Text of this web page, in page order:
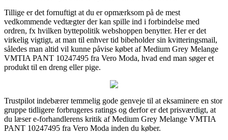
Tillige er det fornuftigt at du er opmærksom på de mest
vedkommende vedtægter der kan spille ind i forbindelse med
ordren, fx hvilken byttepolitik webshoppen benytter. Her er det
virkelig vigtigt, at man til enhver tid bibeholder sin kvitteringsmail,
således man altid vil kunne påvise købet af Medium Grey Melange
VMTIA PANT 10247495 fra Vero Moda, hvad end man søger et
produkt til en dreng eller pige.
Trustpilot indebærer temmelig gode genveje til at eksaminere en stor
gruppe tidligere forbrugeres ratings og derfor er det prisværdigt, at
du læser e-forhandlerens kritik af Medium Grey Melange VMTIA
PANT 10247495 fra Vero Moda inden du køber.